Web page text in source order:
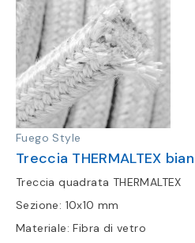
Fuego Style
Treccia THERMALTEX
Treccia quadrata THERMALTEX
Sezione: 10x10 mm
Materiale: Fibra di vetro